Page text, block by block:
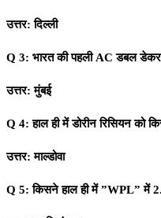
उत्तर: दिल्ली
Q 3: भारत की पहली AC डबल
उत्तर: मुंबई
Q 4: हाल ही में डोरीन रिसियन को
उत्तर: माल्डोवा
Q 5: किसने हाल ही में ”WPL” में